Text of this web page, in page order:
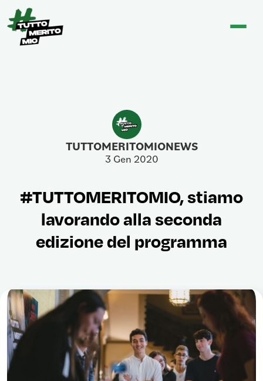
TUTTOMERITOMIONEWS
3 Gen 2020
#TUTTOMERITOMIO, stiamo
lavorando alla seconda
edizione del programma